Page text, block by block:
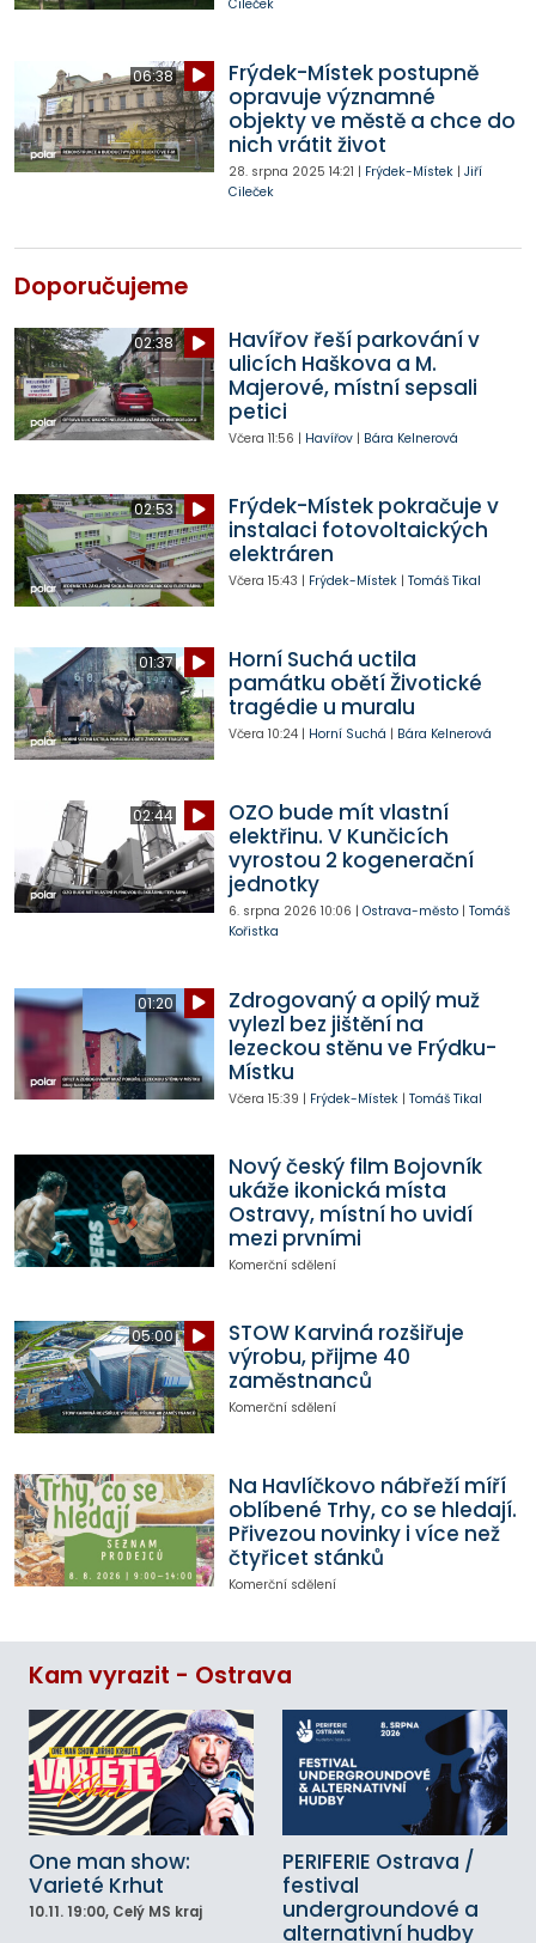
Cileček
06:38
Frýdek-Místek postupně
opravuje významné
objekty ve městě a chce do
nich vrátit život
28. srpna 2025 14:21 | Frýdek-Místek| Jiří
Cileček
Doporučujeme
02:38
Havířov řeší parkování v
ulicích Haškova a M.
Majerové, místní sepsali
petici
Včera 11:56 | Havířov| Bára Kelnerová
02:53
Frýdek-Místek pokračuje v
instalaci fotovoltaických
elektráren
Včera 15:43 | Frýdek-Místek| Tomáš Tikal
01:37
Horní Suchá uctila
památku obětí Životické
tragédie u muralu
Včera 10:24| Horní Suchá | Bára Kelnerová
02:44
OZO bude mít vlastní
elektřinu. V Kunčicích
vyrostou 2 kogenerační
jednotky
6. srpna 2026 10:06 | Ostrava-město| Tomáš
Kořistka
01:20
Zdrogovaný a opilý muž
vylezl bez jištění na
lezeckou stěnu ve Frýdku-
Místku
Včera 15:39 | Frýdek-Místek| Tomáš Tikal
Nový český film Bojovník
ukáže ikonická místa
Ostravy, místní ho uvidí
mezi prvními
Komerční sdělení
05:00
STOW Karviná rozšiřuje
výrobu, přijme 40
zaměstnanců
Komerční sdělení
Na Havlíčkovo nábřeží míří
oblíbené Trhy, co se hledají.
Přivezou novinky i více než
čtyřicet stánků
Komerční sdělení
Kam vyrazit - Ostrava
One man show:
Varieté Krhut
10.11. 19:00, Celý MS kraj
PERIFERIE Ostrava /
festival
undergroundové a
alternativní hudby